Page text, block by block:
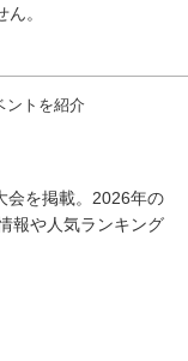
。
ントを紹介
会を掲載。2026年の
報や人気ランキング